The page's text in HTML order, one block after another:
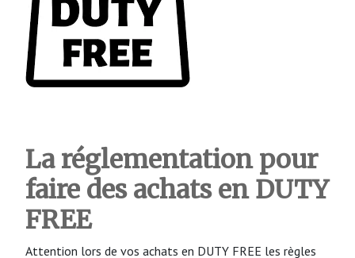
La réglementation pour
faire des achats en DUTY
FREE
Attention lors de vos achats en DUTY FREE les règles